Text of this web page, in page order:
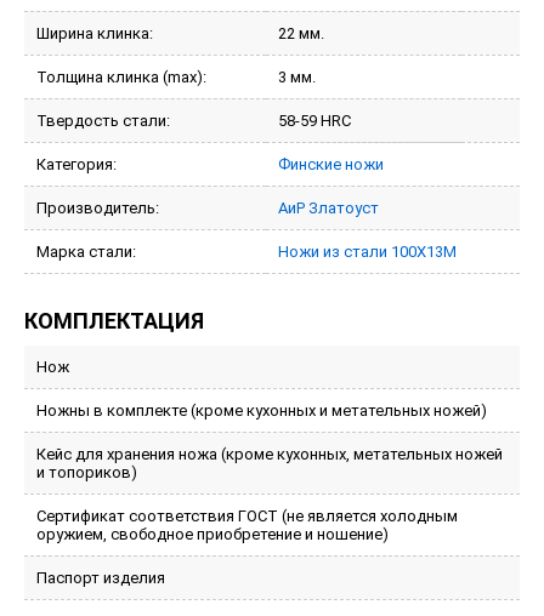
Ширина клинка: 22 мм.
Толщина клинка (max): 3 мм.
Твердость стали: 58-59 HRC
Категория: Финские ножи
Производитель: АиР Златоуст
Марка стали: Ножи из стали 100Х13М
КОМПЛЕКТАЦИЯ
Нож
Ножны в комплекте (кроме кухонных и метательных ножей)
Кейс для хранения ножа (кроме кухонных, метательных ножей
и топориков)
Сертификат соответствия ГОСТ (не является холодным
оружием, свободное приобретение и ношение)
Паспорт изделия